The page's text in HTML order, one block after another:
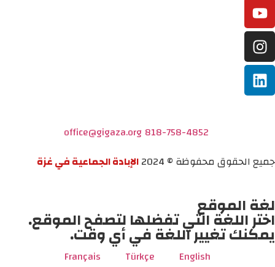
818-758-4852
office@gigaza.org
جميع الحقوق محفوظة © 2024
الإبادة الجماعية في غزة
لغة الموقع
اختر اللغة التي تفضلها لتصفح الموقع.
يمكنك تغيير اللغة في أي وقت.
English
Türkçe
Français